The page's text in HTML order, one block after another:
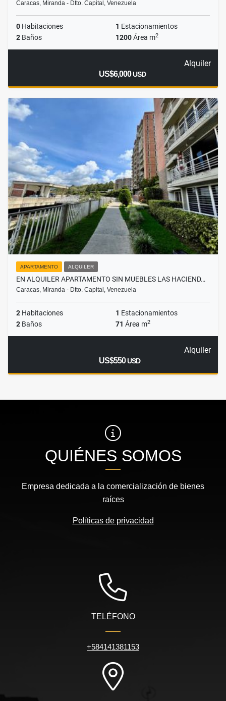
Caracas, Miranda - Dtto. Capital, Venezuela
0 Habitaciones 1 Estacionamientos
2 Baños 1200Área m2
Alquiler
US$6,000USD
APARTAMENTO ALQUILER
EN ALQUILER APARTAMENTO SIN MUEBLES LAS HACIEND…
Caracas, Miranda - Dtto. Capital, Venezuela
2 Habitaciones 1 Estacionamientos
2 Baños 71 Área m2
Alquiler
US$550USD
QUIÉNES SOMOS
Empresa dedicada a la comercialización de bienes
raíces
Políticas de privacidad
TELÉFONO
+584141381153